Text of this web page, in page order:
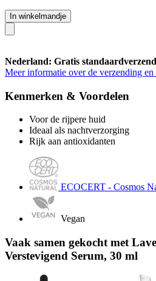
In winkelmandje
Nederland: Gratis
Meer informatie over de verzending
Kenmerken & Voordelen
Voor de rijpere huid
Ideaal als nachtverzorging
Rijk aan antioxidanten
ECOCERT - Cosmos
Vegan
Vaak samen gekocht met
Verstevigend Serum, 30 ml